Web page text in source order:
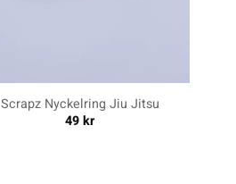
Scrapz Nyckelring Jiu Jitsu
49kr